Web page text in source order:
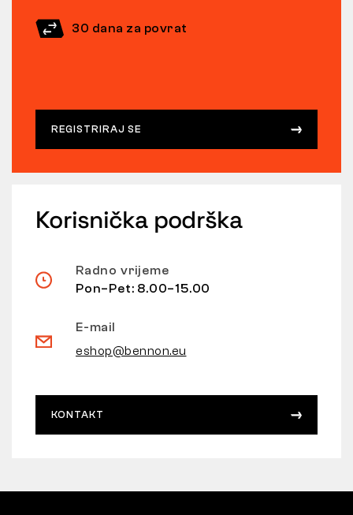
30 dana za povrat
REGISTRIRAJ SE
Korisnička podrška
Radno vrijeme
Pon–Pet: 8.00–15.00
E-mail
eshop@bennon.eu
KONTAKT